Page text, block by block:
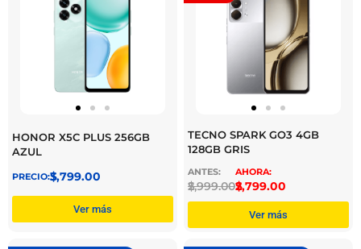
HONOR X5C PLUS 256GB
AZUL
$
3,799.00
Ver más
TECNO SPARK GO3 4GB
128GB GRIS
$
2,999.00$
2,799.00
Ver más